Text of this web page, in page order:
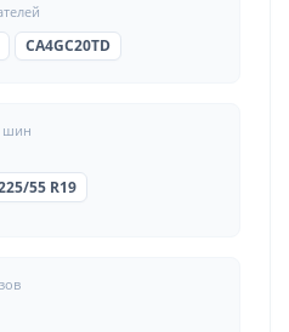
CA4GC20TD
шин
55 R19